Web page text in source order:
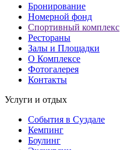
Бронирование
Номерной фонд
Спортивный комплекс
Рестораны
Залы и Площадки
О Комплексе
Фотогалерея
Контакты
Услуги и отдых
События в Суздале
Кемпинг
Боулинг